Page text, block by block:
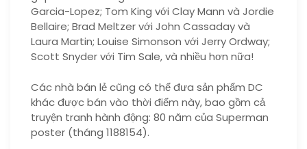
Garcia-Lopez; Tom King với Clay Mann và Jordie
Bellaire; Brad Meltzer với John Cassaday và
Laura Martin; Louise Simonson với Jerry Ordway;
Scott Snyder với Tim Sale, và nhiều hơn nữa!
Các nhà bán lẻ cũng có thể đưa sản phẩm DC
khác được bán vào thời điểm này, bao gồm cả
truyện tranh hành động: 80 năm của Superman
poster (tháng 1188154).